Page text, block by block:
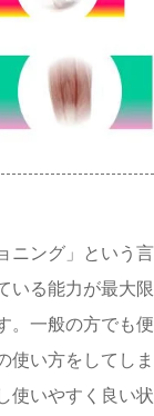
ニング」という言
いる能力が最大限
。一般の方でも便
使い方をしてしま
使いやすく良い状